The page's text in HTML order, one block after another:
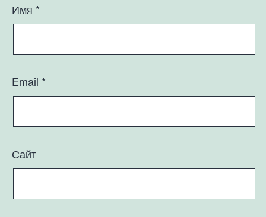
Имя *
Email *
Сайт